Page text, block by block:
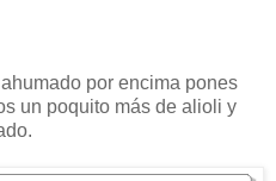
por encima pones
un poquito más de alioli y